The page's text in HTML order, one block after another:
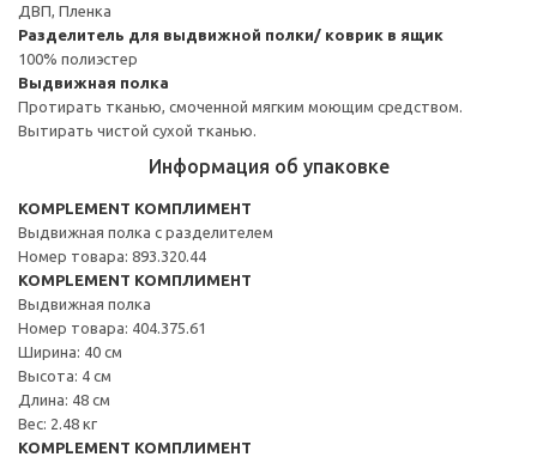
ДВП, Пленка
Разделитель для выдвижной полки/ коврик в ящик
100% полиэстер
Выдвижная полка
Протирать тканью, смоченной мягким моющим средством.
Вытирать чистой сухой тканью.
Информация об упаковке
KOMPLEMENT КОМПЛИМЕНТ
Выдвижная полка с разделителем
Номер товара: 893.320.44
KOMPLEMENT КОМПЛИМЕНТ
Выдвижная полка
Номер товара: 404.375.61
Ширина: 40 см
Высота: 4 см
Длина: 48 см
Вес: 2.48 кг
KOMPLEMENT КОМПЛИМЕНТ